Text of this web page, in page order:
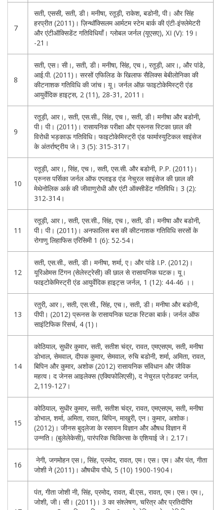
7
सती, एससी, सती, डी। मनीषा, रतूड़ी, राकेश, बडोनी, पी। और सिंह
हरप्रीत (2011)। ज़िन्थॉक्सिलम आर्मटम स्टेम बार्क की एंटी-इंफ्लेमेटरी
और एंटीऑक्सिडेंट गतिविधियाँ। ग्लोबल जर्नल (यूएसए), XI (V): 19।
-21।
8
सती, एस। सी।, सती, डी। मनीषा, सिंह, एच।, रतूड़ी, आर।, और पांडे,
आई.पी. (2011)। सरसों एफिलिड के खिलाफ सैलिक्स बेबीलोनिका की
कीटनाशक गतिविधि की जांच। यू। जर्नल ऑफ़ फाइटोकेमिस्ट्री एंड
आयुर्वेदिक हाइट्स, 2 (11), 28-31, 2011।
9
रतूड़ी, आर।, सती, एस.सी., सिंह, एच।, सती, डी। मनीषा और बडोनी,
पी। पी। (2011)। रासायनिक परीक्षा और प्रूनस स्टिका छाल की
विरोधी भड़काऊ गतिविधि। फाइटोकेमिस्ट्री एंड फार्मास्युटिकल साइंसेज
के अंतर्राष्ट्रीय जे। 3 (5): 315-317।
10
रतूड़ी, आर।, सिंह, एच।, सती, एस.सी. और बडोनी, P.P. (2011)।
प्रुनस पर्सिका जर्नल ऑफ एप्लाइड एंड नेचुरल साइंसेज की छाल की
मेथेनोलिक अर्क की जीवाणुरोधी और एंटी ऑक्सीडेंट गतिविधि। 3 (2):
312-314।
11
रतूड़ी, आर।, सती, एस.सी., सिंह, एच।, सती, डी। मनीषा और बडोनी,
पी। पी। (2011)। अनफालिस बस की कीटनाशक गतिविधि सरसों के
रोगाणु लिहाफिस एरिसिमी 1 (6): 52-54।
12
सती, एस.सी., सती, डी। मनीषा, शर्मा, ए। और पांडे I.P. (2012)।
यूरिओमस टिंगन (सेलेस्ट्रेसी) की छाल से रासायनिक घटक। यू।
फाइटोकेमिस्ट्री एंड आयुर्वेदिक हाइट्स जर्नल, 1 (12): 44-46 ।।
13
रतुरी, आर।, सती, एस.सी., सिंह, एच।, सती, डी। मनीषा और बडोनी,
पीपी। (2012) प्रूनस के रासायनिक घटक स्टिका बार्क। जर्नल ऑफ
साइंटिफिक रिसर्च, 4 (1)।
14
कोठियाल, सुधीर कुमार, सती, सतीश चंद्र, रावत, एमएसएम, सती, मनीषा
डोभाल, सेमवाल, दीपक कुमार, सेमवाल, रुचि बडोनी, शर्मा, अमिता, रावत,
बिपिन और कुमार, अशोक (2012) रासायनिक संविधान और जैविक
महत्व। द जेनस आइलेक्स (एक्विफोलिएसी), द नेचुरल प्रोडक्ट जर्नल,
2,119-127।
15
कोठियाल, सुधीर कुमार, सती, सतीश चंद्र, रावत, एमएसएम, सती, मनीषा
डोभाल, शर्मा, अमिता, रावत, बिपिन, माखुरी, एन। कुमार, अशोक।
(2012)। जीनस बुद्लेजा के रसायन विज्ञान और औषध विज्ञान में
उन्नति। (बुलेलेकेसी), पारंपरिक चिकित्सा के एशियाई जे। 2.17।
16
नेगी, जगमोहन एस।, सिंह, प्रमोद, रावत, एम। एस। एम। और पंत, गीता
जोशी ने (2011)। औषधीय पौधे, 5 (10) 1900-1904।
पंत, गीता जोशी नी, सिंह, प्रमोद, रावत, बी.एस., रावत, एम। एस। एम।,
जोशी, जी। सी। (2011)। 3 का संश्लेषण, चरित्र और प्रतिदीप्ति